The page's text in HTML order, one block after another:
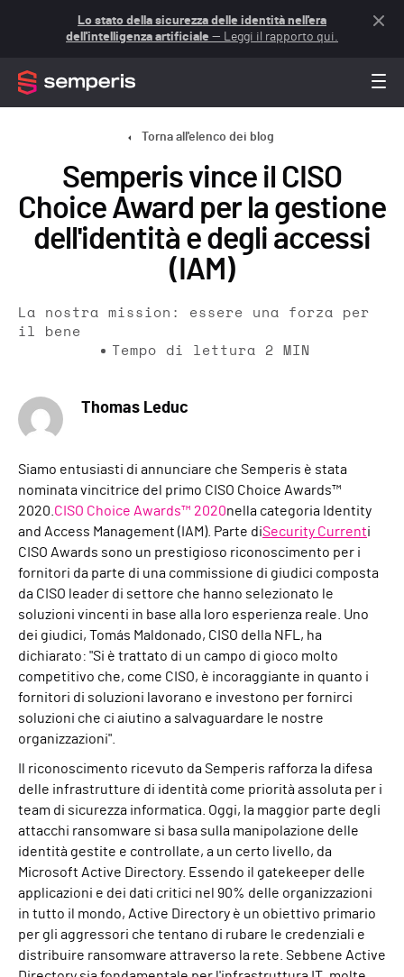
Lo stato della sicurezza delle identità nell'era
dell'intelligenza artificiale — Leggi il rapporto qui.
Torna all'elenco dei blog
Semperis vince il CISO
Choice Award per la gestione
dell'identità e degli accessi
(IAM)
La nostra mission: essere una forza per
il bene
Tempo di lettura 2 MIN
Thomas Leduc
Siamo entusiasti di annunciare che Semperis è stata
nominata vincitrice del primo CISO Choice Awards™
2020. CISO Choice Awards™ 2020nella categoria Identity
and Access Management (IAM). Parte diSecurity Currenti
CISO Awards sono un prestigioso riconoscimento per i
fornitori da parte di una commissione di giudici composta
da CISO leader di settore che hanno selezionato le
soluzioni vincenti in base alla loro esperienza reale. Uno
dei giudici, Tomás Maldonado, CISO della NFL, ha
dichiarato: "Si è trattato di un campo di gioco molto
competitivo che, come CISO, è incoraggiante in quanto i
fornitori di soluzioni lavorano e investono per fornirci
soluzioni che ci aiutino a salvaguardare le nostre
organizzazioni".
Il riconoscimento ricevuto da Semperis rafforza la difesa
delle infrastrutture di identità come priorità assoluta per i
team di sicurezza informatica. Oggi, la maggior parte degli
attacchi ransomware si basa sulla manipolazione delle
identità gestite e controllate, a un certo livello, da
Microsoft Active Directory. Essendo il gatekeeper delle
applicazioni e dei dati critici nel 90% delle organizzazioni
in tutto il mondo, Active Directory è un obiettivo primario
per gli aggressori che tentano di rubare le credenziali e
distribuire ransomware attraverso la rete. Sebbene Active